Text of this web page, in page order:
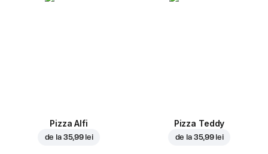
Pizza Alfi
de la 35,99 lei
Pizza Teddy
de la 35,99 lei